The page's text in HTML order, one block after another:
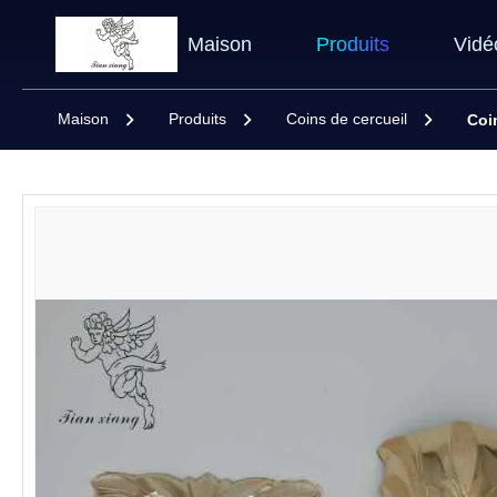
Maison Produits
Maison Produits Coins de cercueil